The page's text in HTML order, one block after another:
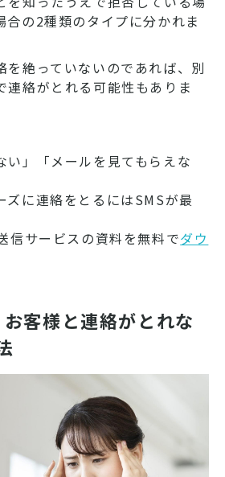
合の2種類のタイプに分かれま
を絶っていないのであれば、別
連絡がとれる可能性もありま
い」「メールを見てもらえな
ズに連絡をとるにはSMSが最
信サービスの資料を無料でダウ
客様と連絡がとれな